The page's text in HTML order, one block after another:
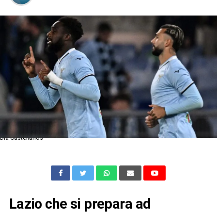
Dia Castellanos
Lazio che si prepara ad